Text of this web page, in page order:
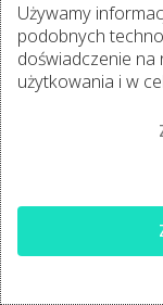
Dodatkowe
To wszystko w
Używamy
podobnych
doświadczenie
użytkowania i w